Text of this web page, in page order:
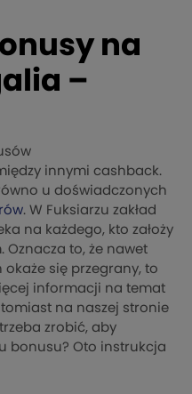
na
–
innymi cashback.
u doświadczonych
. W Fuksiarzu zakład
na każdego, kto założy
to, że nawet
się przegrany, to
informacji na temat
na naszej stronie
zrobić, aby
bonusu? Oto instrukcja